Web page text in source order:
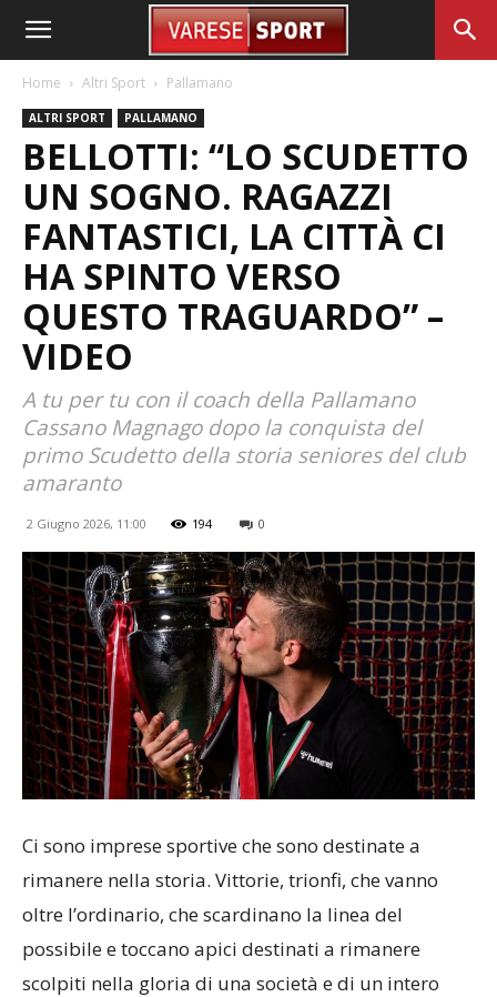
Home Altri Sport Pallamano
ALTRI SPORT PALLAMANO
BELLOTTI: “LO SCUDETTO
UN SOGNO. RAGAZZI
FANTASTICI, LA CITTÀ CI
HA SPINTO VERSO
QUESTO TRAGUARDO” –
VIDEO
A tu per tu con il coach della Pallamano
Cassano Magnago dopo la conquista del
primo Scudetto della storia seniores del club
amaranto
2 Giugno 2026, 11:00 194 0
Ci sono imprese sportive che sono destinate a
rimanere nella storia. Vittorie, trionfi, che vanno
oltre l’ordinario, che scardinano la linea del
possibile e toccano apici destinati a rimanere
scolpiti nella gloria di una società e di un intero